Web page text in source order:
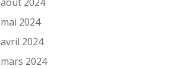
mai 2024
avril 2024
mars 2024